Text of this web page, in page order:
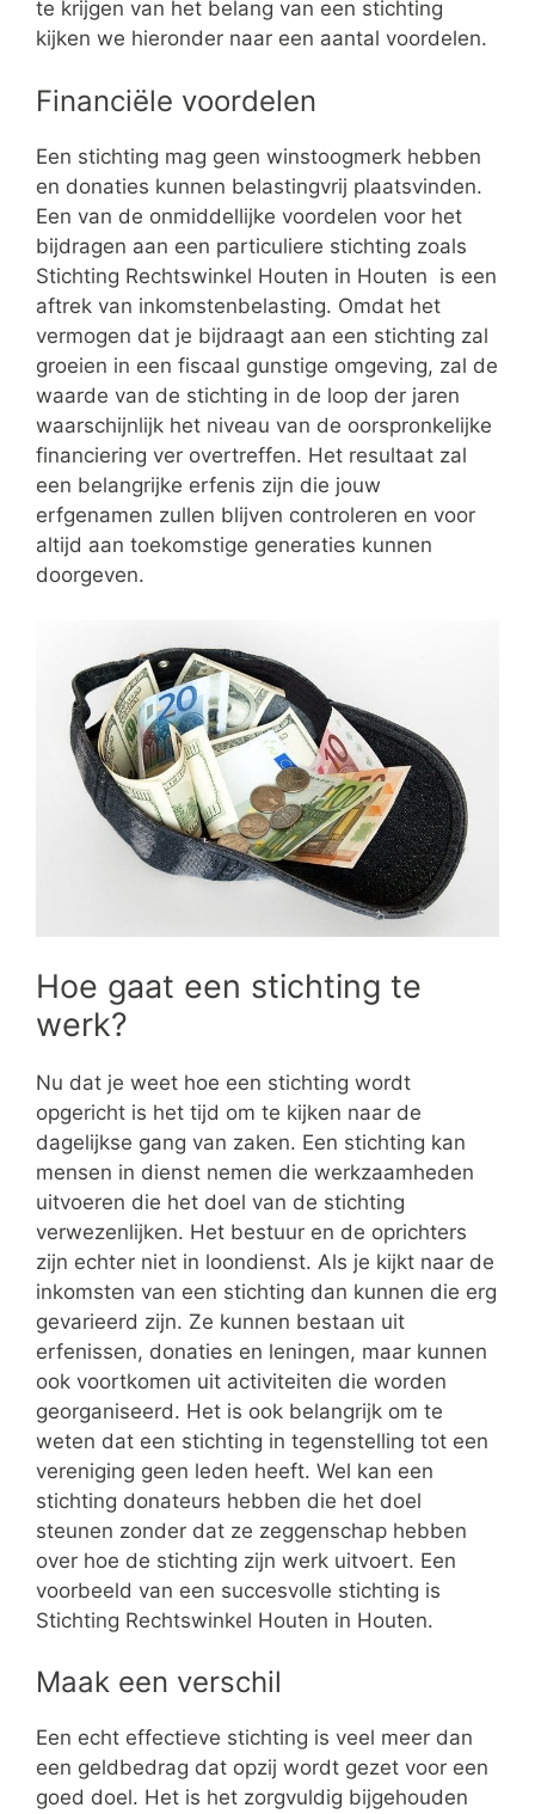
te krijgen van het belang van een stichting
kijken we hieronder naar een aantal voordelen.
Financiële voordelen
Een stichting mag geen winstoogmerk hebben
en donaties kunnen belastingvrij plaatsvinden.
Een van de onmiddellijke voordelen voor het
bijdragen aan een particuliere stichting zoals
Stichting Rechtswinkel Houten in Houten is een
aftrek van inkomstenbelasting. Omdat het
vermogen dat je bijdraagt aan een stichting zal
groeien in een fiscaal gunstige omgeving, zal de
waarde van de stichting in de loop der jaren
waarschijnlijk het niveau van de oorspronkelijke
financiering ver overtreffen. Het resultaat zal
een belangrijke erfenis zijn die jouw
erfgenamen zullen blijven controleren en voor
altijd aan toekomstige generaties kunnen
doorgeven.
Hoe gaat een stichting te
werk?
Nu dat je weet hoe een stichting wordt
opgericht is het tijd om te kijken naar de
dagelijkse gang van zaken. Een stichting kan
mensen in dienst nemen die werkzaamheden
uitvoeren die het doel van de stichting
verwezenlijken. Het bestuur en de oprichters
zijn echter niet in loondienst. Als je kijkt naar de
inkomsten van een stichting dan kunnen die erg
gevarieerd zijn. Ze kunnen bestaan uit
erfenissen, donaties en leningen, maar kunnen
ook voortkomen uit activiteiten die worden
georganiseerd. Het is ook belangrijk om te
weten dat een stichting in tegenstelling tot een
vereniging geen leden heeft. Wel kan een
stichting donateurs hebben die het doel
steunen zonder dat ze zeggenschap hebben
over hoe de stichting zijn werk uitvoert. Een
voorbeeld van een succesvolle stichting is
Stichting Rechtswinkel Houten in Houten.
Maak een verschil
Een echt effectieve stichting is veel meer dan
een geldbedrag dat opzij wordt gezet voor een
goed doel. Het is het zorgvuldig bijgehouden